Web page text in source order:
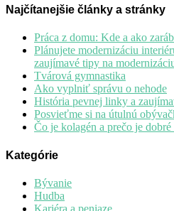
Najčítanejšie články a stránky
Práca z domu: Kde a ako
Plánujete modernizáciu
zaujímavé tipy na
Tvárová gymnastika
Ako vyplniť správu o nehode
História pevnej linky a
Posvieťme si na útulnú
Čo je kolagén a prečo je
Kategórie
Bývanie
Hudba
Kariéra a peniaze